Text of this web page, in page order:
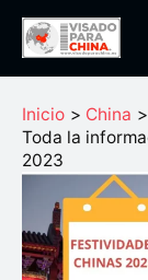
contenido
Inicio
China
Toda la
2023